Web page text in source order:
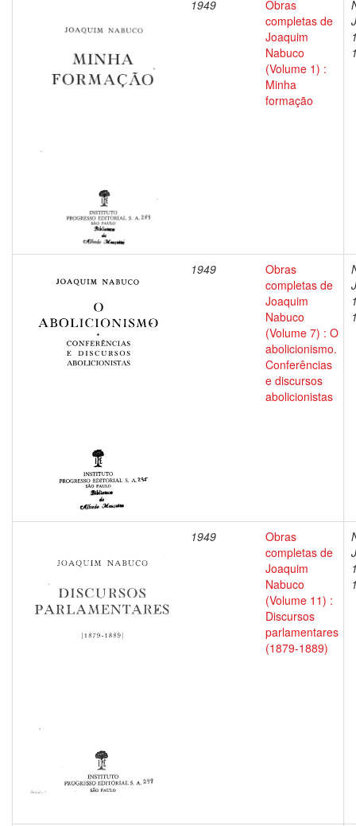
1949
Obras
completas de
Joaquim
Nabuco
(Volume 1) :
Minha
formação
1949
Obras
completas de
Joaquim
Nabuco
(Volume 7) : O
abolicionismo.
Conferências
e discursos
abolicionistas
1949
Obras
completas de
Joaquim
Nabuco
(Volume 11) :
Discursos
parlamentares
(1879-1889)